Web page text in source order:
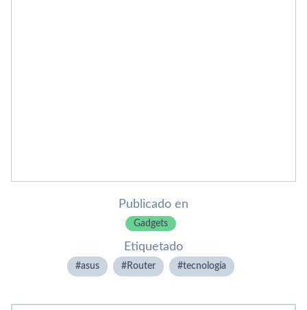
Publicado en
Gadgets
Etiquetado
asus Router tecnologí­a